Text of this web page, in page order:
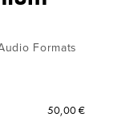
Formats
50,00 €